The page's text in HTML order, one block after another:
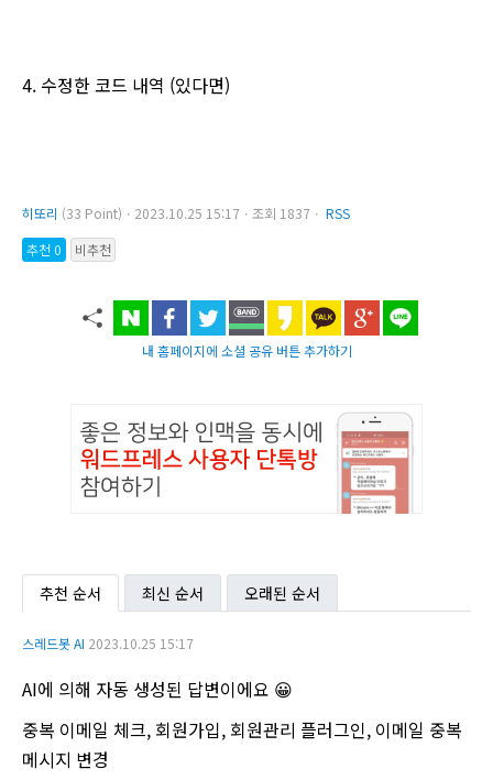
4. 수정한 코드 내역 (있다면)
히또리 (33 Point)ㆍ2023.10.25 15:17ㆍ조회 1837ㆍ RSS
추천 0
비추천
내 홈페이지에 소셜 공유 버튼 추가하기
추천 순서 최신 순서 오래된 순서
스레드봇 AI 2023.10.25 15:17
AI에 의해 자동 생성된 답변이에요 😀
중복 이메일 체크, 회원가입, 회원관리 플러그인, 이메일 중복
메시지 변경